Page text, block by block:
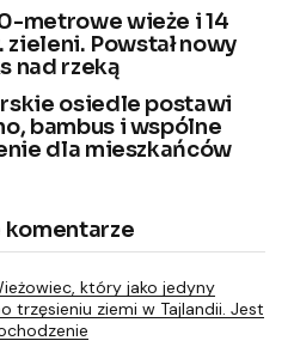
metrowe wieże i 14
zieleni. Powstał nowy
nad rzeką
osiedle postawi
bambus i wspólne
dla mieszkańców
który jako jedyny
trzęsieniu ziemi w Tajlandii. Jest